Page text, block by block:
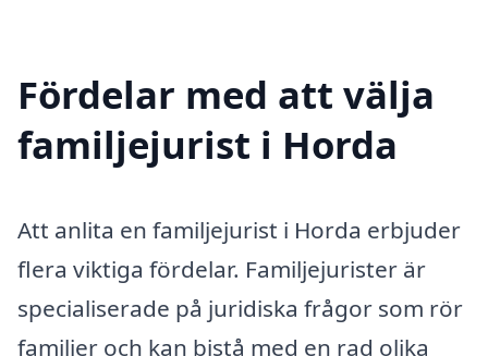
Fördelar med att välja
familjejurist i Horda
Att anlita en familjejurist i Horda erbjuder
flera viktiga fördelar. Familjejurister är
specialiserade på juridiska frågor som rör
familjer och kan bistå med en rad olika